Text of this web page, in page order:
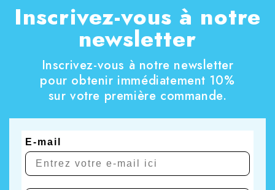
Inscrivez-vous à notre
newsletter
Inscrivez-vous à notre newsletter
pour obtenir immédiatement 10%
sur votre première commande.
E-mail